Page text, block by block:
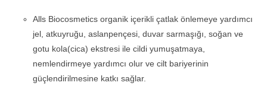
Alls Biocosmetics organik içerikli çatlak önlemeye yardımcı
jel, atkuyruğu, aslanpençesi, duvar sarmaşığı, soğan ve
gotu kola(cica) ekstresi ile cildi yumuşatmaya,
nemlendirmeye yardımcı olur ve cilt bariyerinin
güçlendirilmesine katkı sağlar.